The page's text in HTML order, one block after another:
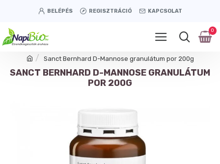
BELÉPÉS REGISZTRÁCIÓ KAPCSOLAT
0
Sanct Bernhard D-Mannose granulátum por 200g
SANCT BERNHARD D-MANNOSE GRANULÁTUM
POR 200G